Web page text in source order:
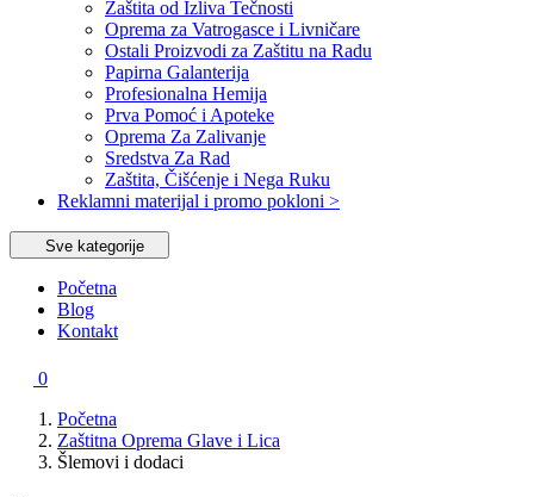
Zaštita od Izliva Tečnosti
Oprema za Vatrogasce i Livničare
Ostali Proizvodi za Zaštitu na Radu
Papirna Galanterija
Profesionalna Hemija
Prva Pomoć i Apoteke
Oprema Za Zalivanje
Sredstva Za Rad
Zaštita, Čišćenje i Nega Ruku
Reklamni materijal i promo pokloni >
Sve kategorije
Početna
Blog
Kontakt
0
Početna
Zaštitna Oprema Glave i Lica
Šlemovi i dodaci